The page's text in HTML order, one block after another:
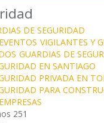
DE SEGURIDAD
VIGILANTES Y
GUARDIAS DE
EN SANTIAGO
PRIVADA EN
PARA
251